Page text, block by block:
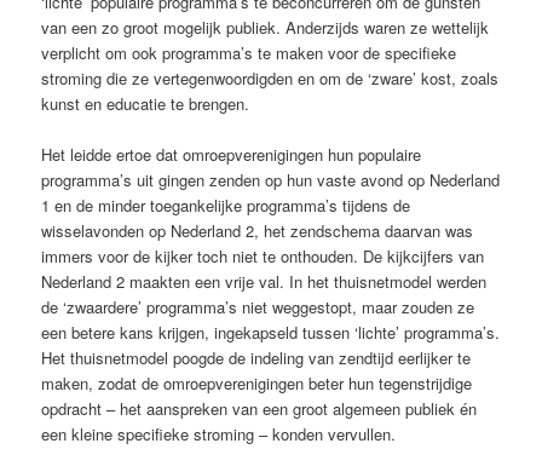
van een zo groot mogelijk publiek. Anderzijds waren ze wettelijk
verplicht om ook programma’s te maken voor de specifieke
stroming die ze vertegenwoordigden en om de ‘zware’ kost, zoals
kunst en educatie te brengen.
Het leidde ertoe dat omroepverenigingen hun populaire
programma’s uit gingen zenden op hun vaste avond op Nederland
1 en de minder toegankelijke programma’s tijdens de
wisselavonden op Nederland 2, het zendschema daarvan was
immers voor de kijker toch niet te onthouden. De kijkcijfers van
Nederland 2 maakten een vrije val. In het thuisnetmodel werden
de ‘zwaardere’ programma’s niet weggestopt, maar zouden ze
een betere kans krijgen, ingekapseld tussen ‘lichte’ programma’s.
Het thuisnetmodel poogde de indeling van zendtijd eerlijker te
maken, zodat de omroepverenigingen beter hun tegenstrijdige
opdracht – het aanspreken van een groot algemeen publiek én
een kleine specifieke stroming – konden vervullen.